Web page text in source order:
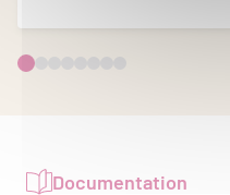
Documentation